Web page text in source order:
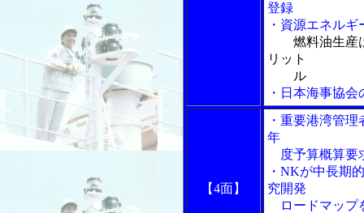
登録
・資源エネル
燃料油生産
リット
ル
・日本海事協
【4面】
・重要港湾管
年
度予算概算要
・NKが中長期
究開発
ロードマップ